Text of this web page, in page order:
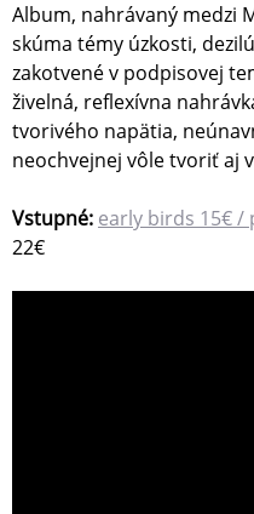
Album, nahrávaný medzi
skúma témy úzkosti,
zakotvené v podpisovej
živelná, reflexívna
tvorivého napätia,
neochvejnej vôle tvoriť aj
Vstupné: early birds 15€ /
22€